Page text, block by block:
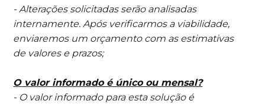
- Alterações solicitadas serão analisadas
internamente. Após verificarmos a viabilidade,
enviaremos um orçamento com as estimativas
de valores e prazos;
O valor informado é único ou mensal?
- O valor informado para esta solução é